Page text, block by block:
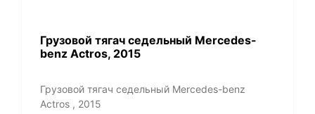
Грузовой тягач седельный Mercedes-
benz Actros, 2015
Грузовой тягач седельный Mercedes-benz
Actros , 2015